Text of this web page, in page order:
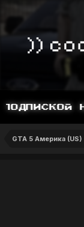
НА
GTA 5 Америка (US)